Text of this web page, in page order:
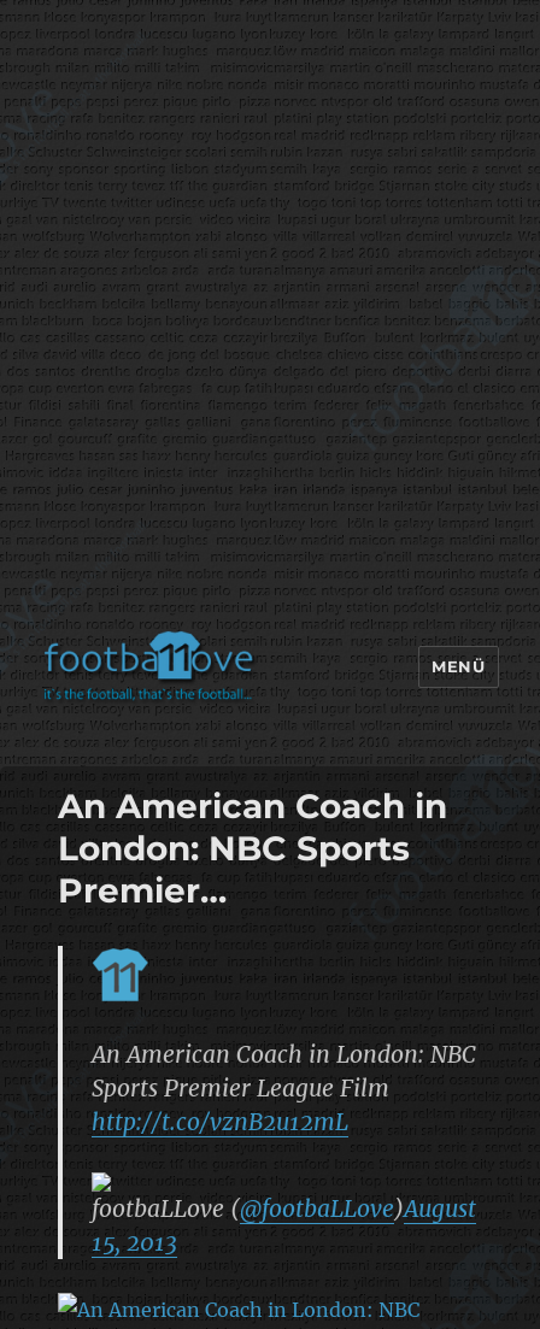
footbaLLove
MENÜ
An American Coach in
London: NBC Sports
Premier…
An American Coach in London: NBC
Sports Premier League Film
http://t.co/vznB2u12mL
footbaLLove (@footbaLLove)August
15, 2013